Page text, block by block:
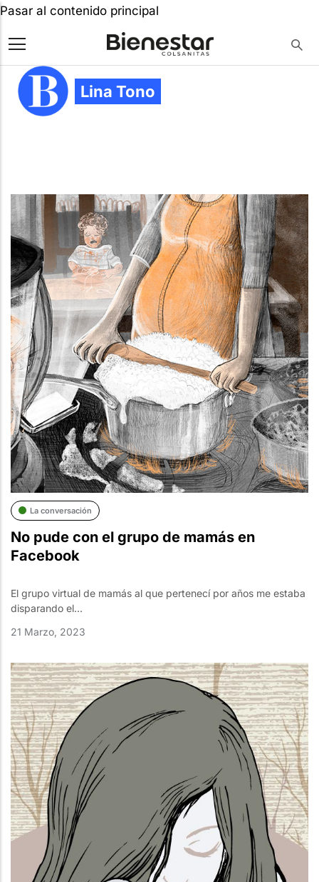
Pasar al contenido principal
Lina Tono
La conversación
No pude con el grupo de mamás en
Facebook
El grupo virtual de mamás al que pertenecí por años me estaba
disparando el...
21 Marzo, 2023